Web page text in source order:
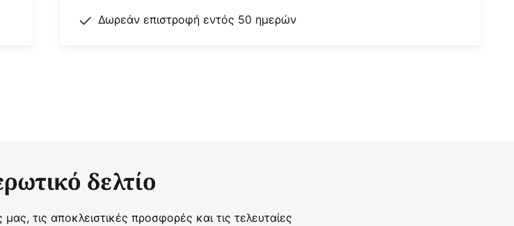
Δωρεάν επιστροφή εντός 50 ημερών
δελτίο
τις αποκλειστικές προσφορές και τις τελευταίες